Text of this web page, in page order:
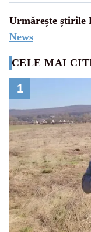
Urmărește știrile
News
CELE MAI
1